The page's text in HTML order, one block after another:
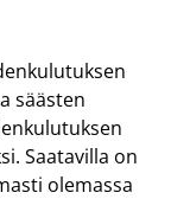
säästen
Saatavilla on
olemassa